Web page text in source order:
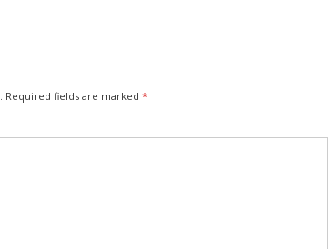
Required fields are marked *